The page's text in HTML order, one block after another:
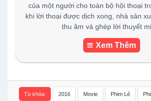
của một người cho toàn bộ hội thoại
khi lời thoại được dịch xong, nhà sản
thu âm và ghép lời thuyết
Xem Thêm
Từ khóa: 2016 Movie Phim Lẻ